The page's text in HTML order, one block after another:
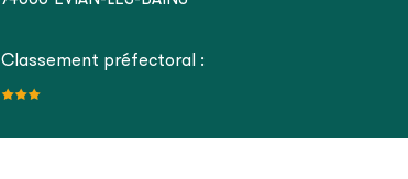
Classement préfectoral :